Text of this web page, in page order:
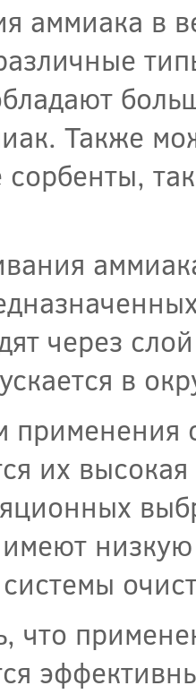
аммиака в
Также
через
в
их
что